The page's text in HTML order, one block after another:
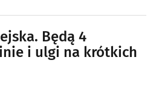
Będą 4
i ulgi na krótkich